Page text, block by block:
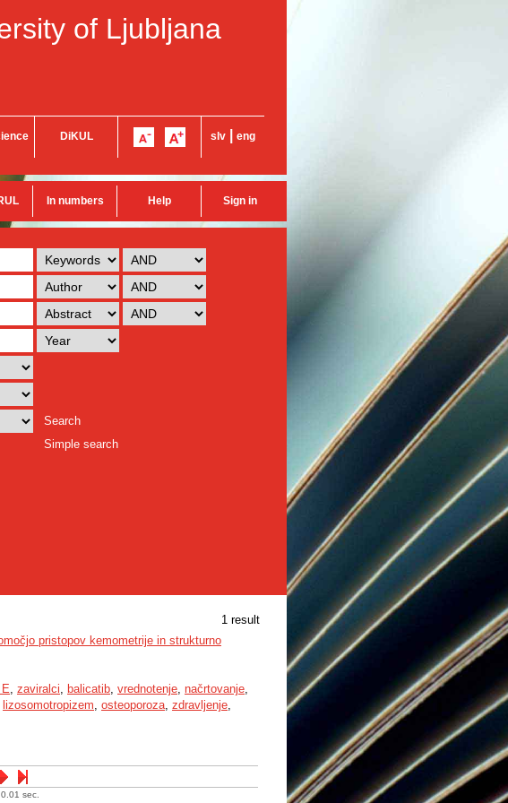
of Ljubljana
DiKUL slv eng
In numbers Help Sign in
Search
Simple search
1 result
pristopov kemometrije in strukturno
, zaviralci, balicatib, vrednotenje, načrtovanje,
lizosomotropizem, osteoporoza, zdravljenje,
sec.